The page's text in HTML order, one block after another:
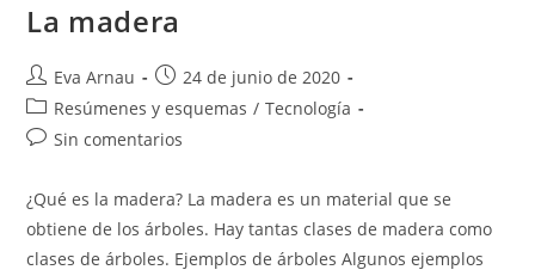
La madera
Autor
de
la
entrada:
Eva Arnau
Publicación
de
la
entrada:
24 de junio de 2020
Categoría
de
Resúmenes y esquemas / Tecnología
Comentarios
la
entrada:
Sin comentarios
¿Qué es la madera? La madera es un material que se
obtiene de los árboles. Hay tantas clases de madera como
clases de árboles. Ejemplos de árboles Algunos ejemplos